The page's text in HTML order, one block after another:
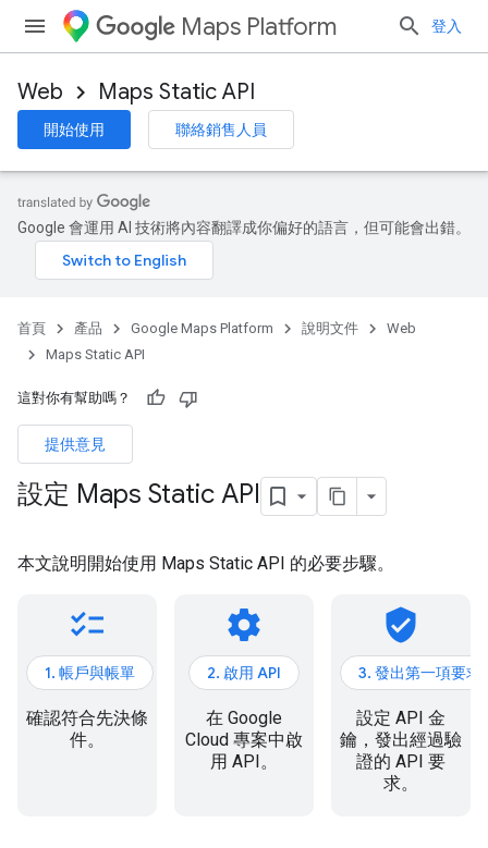
Maps Platform 登入
Web Maps Static API
開始使用 聯絡銷售人員
Google 會運用 AI 技術將內容翻譯成你偏好的語言，但可能會出錯。
首頁 產品 Google Maps Platform 說明文件
Web
Maps Static API
這對你有幫助嗎？
提供意見
設定 Maps Static API
本文說明開始使用 Maps Static API 的必要步驟。
checklist
1. 帳戶與帳單
確認符合先決條
件。
settings
2. 啟用 API
在 Google
Cloud 專案中啟
用 API。
verified_user
3. 發出第一項要求
設定 API 金
鑰，發出經過驗
證的 API 要
求。